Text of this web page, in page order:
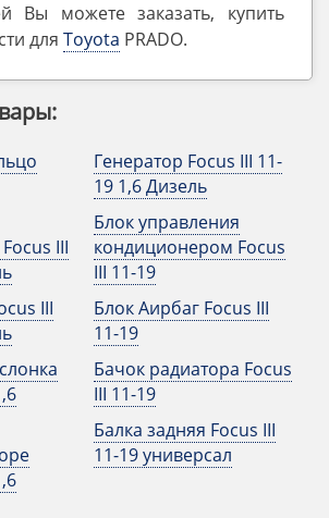
Вы можете заказать, купить
для Toyota PRADO.
III
III
Генератор Focus III 11-
19 1,6 Дизель
Блок управления
кондиционером Focus
III 11-19
Блок Аирбаг Focus III
11-19
Бачок радиатора Focus
III 11-19
Балка задняя Focus III
11-19 универсал